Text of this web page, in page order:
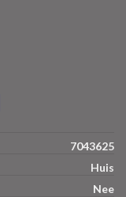
7043625
Huis
Nee